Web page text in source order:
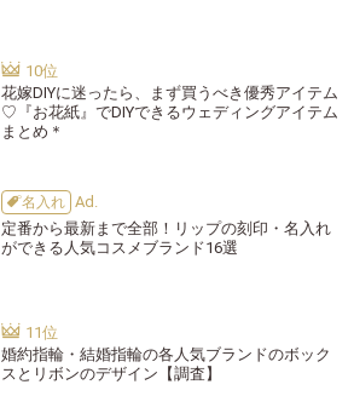
花嫁DIYに迷ったら、まず買うべき優秀アイテム
♡『お花紙』でDIYできるウェディングアイテム
まとめ＊
名入れ
定番から最新まで全部！リップの刻印・名入れ
ができる人気コスメブランド16選
婚約指輪・結婚指輪の各人気ブランドのボック
スとリボンのデザイン【調査】